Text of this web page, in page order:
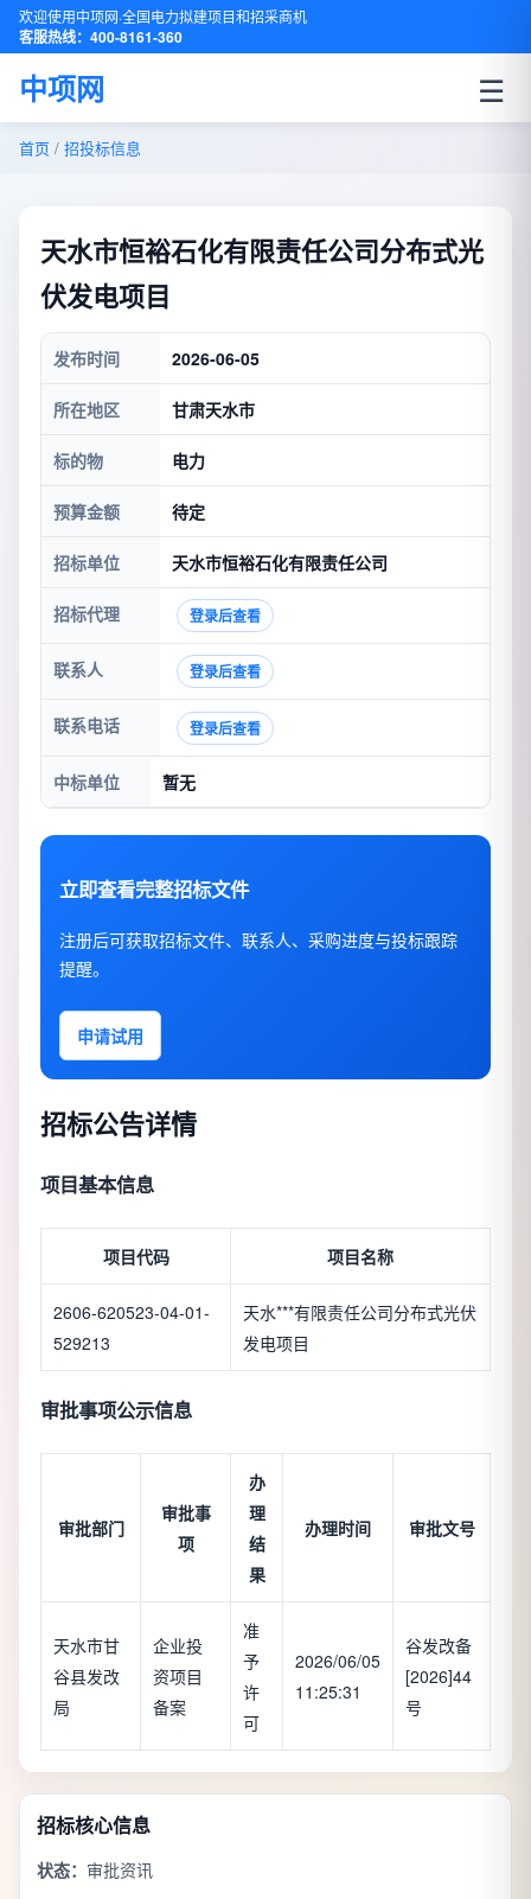
欢迎使用中项网·全国电力拟建项目和招采商机
客服热线：400-8161-360
中项网 ☰
首页 / 招投标信息
天水市恒裕石化有限责任公司分布式光
伏发电项目
发布时间 2026-06-05
所在地区 甘肃天水市
标的物 电力
预算金额 待定
招标单位 天水市恒裕石化有限责任公司
招标代理 登录后查看
联系人 登录后查看
联系电话 登录后查看
中标单位 暂无
立即查看完整招标文件
注册后可获取招标文件、联系人、采购进度与投标跟踪
提醒。
申请试用
招标公告详情
项目基本信息
项目代码 项目名称
2606-620523-04-01-
529213
天水***有限责任公司分布式光伏
发电项目
审批事项公示信息
审批部门
审批事
项
办
理
结
果
办理时间 审批文号
天水市甘
谷县发改
局
企业投
资项目
备案
准
予
许
可
2026/06/05
11:25:31
谷发改备
[2026]44
号
招标核心信息
状态： 审批资讯